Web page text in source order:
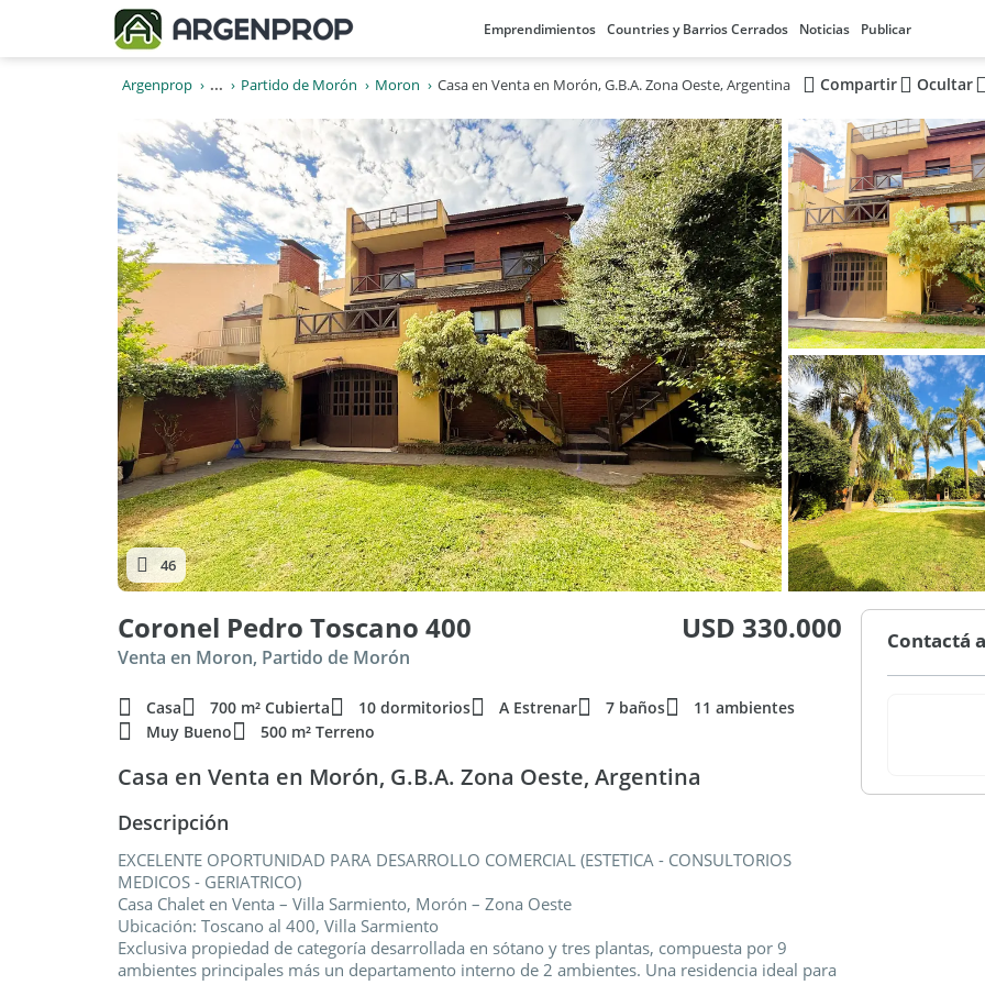
Emprendimientos Countries y Barrios Cerrados Noticias Publicar
Argenprop ... Partido de Morón Moron Casa en Venta en Morón, G.B.A. Zona Oeste, Argentina Compartir Ocultar
46
Coronel Pedro Toscano 400 USD 330.000
Venta en Moron, Partido de Morón
Casa 700 m² Cubierta 10 dormitorios A Estrenar 7 baños
11 ambientes
Muy Bueno
500 m² Terreno
Casa en Venta en Morón, G.B.A. Zona Oeste, Argentina
Descripción
EXCELENTE OPORTUNIDAD PARA DESARROLLO COMERCIAL (ESTETICA - CONSULTORIOS
MEDICOS - GERIATRICO)
Casa Chalet en Venta – Villa Sarmiento, Morón – Zona Oeste
Ubicación: Toscano al 400, Villa Sarmiento
Exclusiva propiedad de categoría desarrollada en sótano y tres plantas, compuesta por 9
ambientes principales más un departamento interno de 2 ambientes. Una residencia ideal para
Contactá